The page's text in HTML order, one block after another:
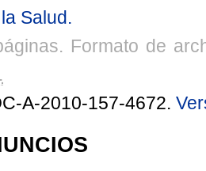
Salud.
Formato de
A-2010-157-4672.